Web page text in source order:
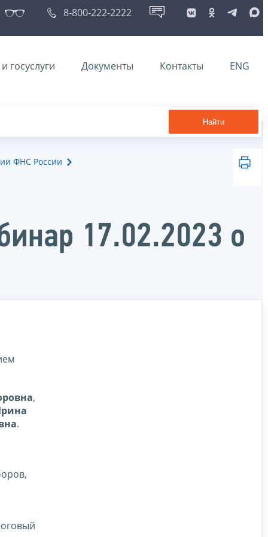
8-800-222-2222
госуслуги Документы Контакты ENG
Найти
ФНС России
17.02.2023 о
,
.